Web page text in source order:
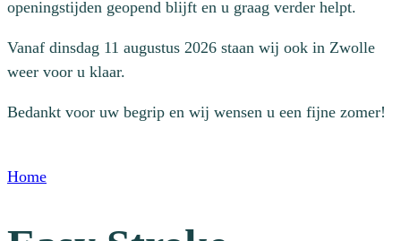
openingstijden geopend blijft en u graag verder helpt.
Vanaf dinsdag 11 augustus 2026 staan wij ook in Zwolle
weer voor u klaar.
Bedankt voor uw begrip en wij wensen u een fijne zomer!
Home